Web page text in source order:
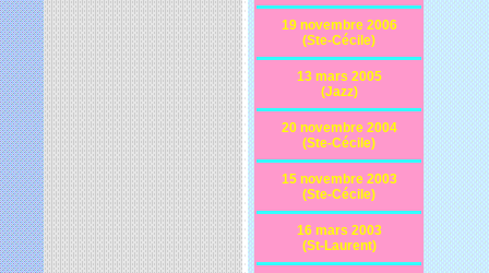
19 novembre 2006
(Ste-Cécile)
13 mars 2005
(Jazz)
20 novembre 2004
(Ste-Cécile)
15 novembre 2003
(Ste-Cécile)
16 mars 2003
(St-Laurent)